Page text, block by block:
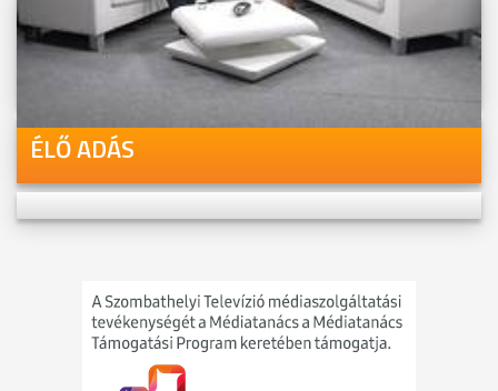
Videóink megtekinthetőek
Youtube-csatornánkon is!
ÉLŐ ADÁS